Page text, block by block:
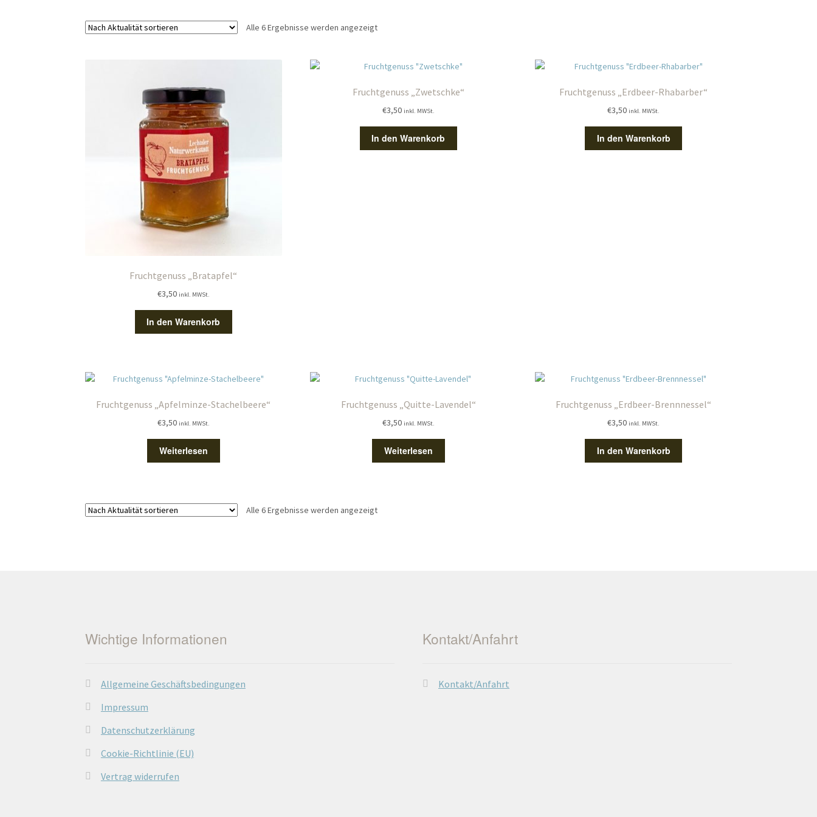
Alle 6 Ergebnisse werden angezeigtNach
Fruchtgenuss „Bratapfel“
€3,50 inkl. MWSt.
In den Warenkorb
Fruchtgenuss „Zwetschke“
€3,50 inkl. MWSt.
In den Warenkorb
Fruchtgenuss „Erdbeer-Rhabarber“
€3,50 inkl. MWSt.
In den Warenkorb
Fruchtgenuss „Apfelminze-Stachelbeere“
€3,50 inkl. MWSt.
Weiterlesen
Fruchtgenuss „Quitte-Lavendel“
€3,50 inkl. MWSt.
Weiterlesen
Fruchtgenuss „Erdbeer-Brennnessel“
€3,50 inkl. MWSt.
In den Warenkorb
Alle 6 Ergebnisse werden angezeigtNach
Wichtige Informationen
Allgemeine Geschäftsbedingungen
Impressum
Datenschutzerklärung
Cookie-Richtlinie (EU)
Vertrag widerrufen
Kontakt/Anfahrt
Kontakt/Anfahrt